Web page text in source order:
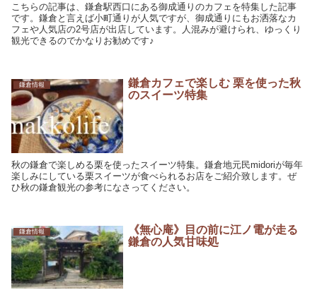
こちらの記事は、鎌倉駅西口にある御成通りのカフェを特集した記事
です。鎌倉と言えば小町通りが人気ですが、御成通りにもお洒落なカ
フェや人気店の2号店が出店しています。人混みが避けられ、ゆっくり
観光できるのでかなりお勧めです♪
鎌倉情報
鎌倉カフェで楽しむ 栗を使った秋
のスイーツ特集
秋の鎌倉で楽しめる栗を使ったスイーツ特集。鎌倉地元民midoriが毎年
楽しみにしている栗スイーツが食べられるお店をご紹介致します。ぜ
ひ秋の鎌倉観光の参考になさってください。
鎌倉情報
《無心庵》目の前に江ノ電が走る
鎌倉の人気甘味処